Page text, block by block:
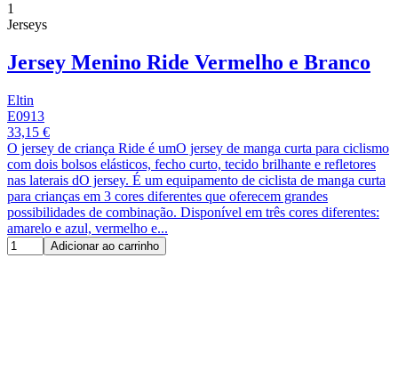
1
Jerseys
Jersey Menino Ride Vermelho e Branco
Eltin
E0913
33,15 €
O jersey de criança Ride é umO jersey de manga curta para ciclismo
com dois bolsos elásticos, fecho curto, tecido brilhante e refletores
nas laterais dO jersey. É um equipamento de ciclista de manga curta
para crianças em 3 cores diferentes que oferecem grandes
possibilidades de combinação. Disponível em três cores diferentes:
amarelo e azul, vermelho e...
Adicionar ao carrinho